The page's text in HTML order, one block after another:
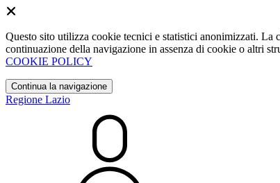
Questo sito utilizza cookie tecnici e statistici anonimizzati.
continuazione della navigazione in assenza di cookie o altri
COOKIE POLICY
Continua la navigazione
Regione Lazio